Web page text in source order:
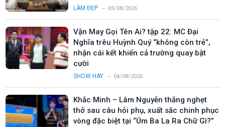
LÀM ĐẸP 05/08/2026
Vận May Gọi Tên Ai? tập 22: MC Đại
Nghĩa trêu Huỳnh Quý “không còn trẻ”,
nhận cái kết khiến cả trường quay bật
cười
SHOW HAY 04/08/2026
Khắc Minh – Lâm Nguyễn thắng nghẹt
thở sau câu hỏi phụ, xuất sắc chinh phục
vòng đặc biệt tại “Úm Ba La Ra Chữ Gì?”